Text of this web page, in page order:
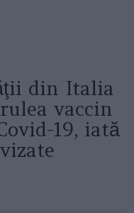
din Italia
vaccin
19, iată